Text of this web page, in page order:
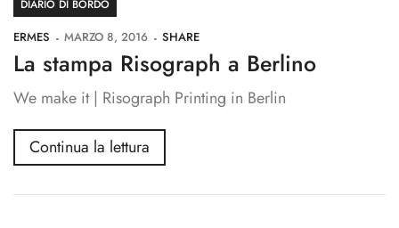
DIARIO DI BORDO
ERMES MARZO 8, 2016 SHARE
La stampa Risograph a Berlino
We make it | Risograph Printing in Berlin
Continua la lettura